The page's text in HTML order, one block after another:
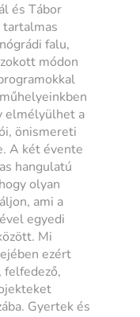
és Tábor
falu,
módon
elmélyülhet a
önismereti
A két évente
hangulatú
olyan
ami a
egyedi
Mi
ezért
Gyertek és